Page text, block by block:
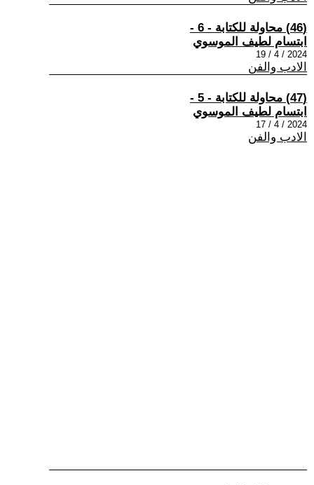
(46) محاولة للكتابة - 6 -
ابتسام لطيف الموسوي
2024 / 4 / 19
الادب والفن
(47) محاولة للكتابة - 5 -
ابتسام لطيف الموسوي
2024 / 4 / 17
الادب والفن